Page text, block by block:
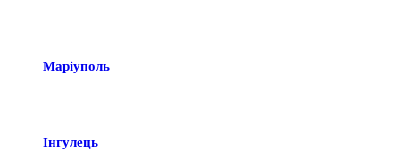
Маріуполь
Iнгулець